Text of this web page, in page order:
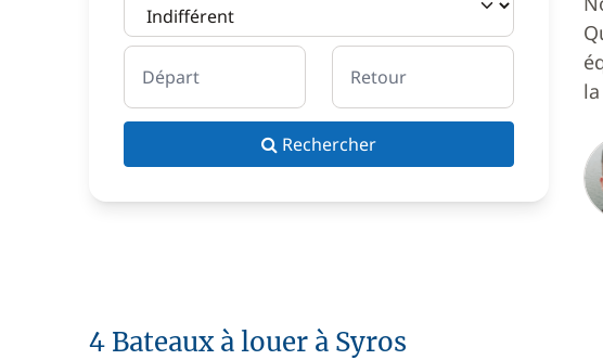
Départ Retour
Rechercher
4 Bateaux à louer à Syros